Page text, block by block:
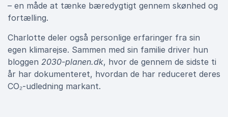
– en måde at tænke bæredygtigt gennem skønhed og
fortælling.
Charlotte deler også personlige erfaringer fra sin
egen klimarejse. Sammen med sin familie driver hun
bloggen 2030-planen.dk, hvor de gennem de sidste ti
år har dokumenteret, hvordan de har reduceret deres
CO₂-udledning markant.